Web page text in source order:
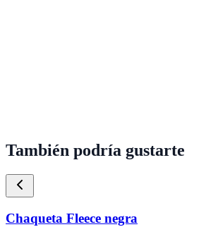
También podría gustarte
Chaqueta Fleece negra